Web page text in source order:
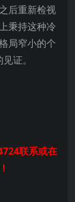
后重新检视
秉持这种冷
局窄小的个
证。
联系或在